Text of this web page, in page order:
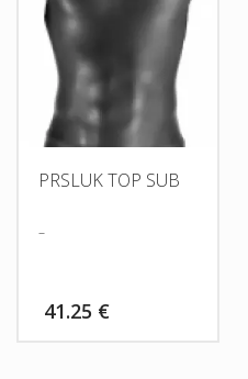
PRSLUK TOP SUB
–
41.25 €